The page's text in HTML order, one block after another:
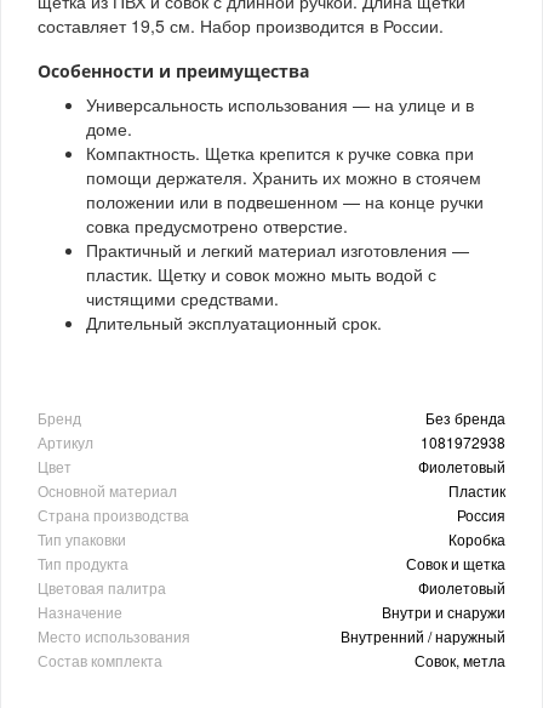
составляет 19,5 см. Набор производится в России.
Особенности и преимущества
Универсальность использования — на улице и в
доме.
Компактность. Щетка крепится к ручке совка при
помощи держателя. Хранить их можно в стоячем
положении или в подвешенном — на конце ручки
совка предусмотрено отверстие.
Практичный и легкий материал изготовления —
пластик. Щетку и совок можно мыть водой с
чистящими средствами.
Длительный эксплуатационный срок.
Бренд
Без бренда
Артикул
1081972938
Цвет
Фиолетовый
Основной материал
Пластик
Страна производства
Россия
Тип упаковки
Коробка
Тип продукта
Совок и щетка
Цветовая палитра
Фиолетовый
Назначение
Внутри и снаружи
Место использования
Внутренний / наружный
Состав комплекта
Совок, метла